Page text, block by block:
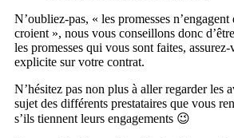
N’oubliez-pas, « les promesses
croient », nous vous conseillons donc
les promesses qui vous sont faites,
explicite sur votre contrat.
N’hésitez pas non plus à aller regarder les
sujet des différents prestataires que vous
s’ils tiennent leurs engagements 😉